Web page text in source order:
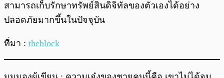
สามารถเก็บรักษาทรัพย์สินดิจิทัลของตัวเองได้อย่าง
ปลอดภัยมากขึ้นในปัจจุบัน
ที่มา : theblock